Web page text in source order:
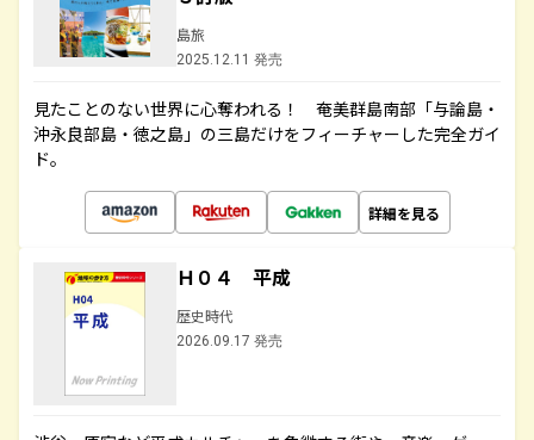
島旅
2025.12.11 発売
見たことのない世界に心奪われる！ 奄美群島南部「与論島・
沖永良部島・徳之島」の三島だけをフィーチャーした完全ガイ
ド。
詳細を見る
Ｈ０４ 平成
歴史時代
2026.09.17 発売